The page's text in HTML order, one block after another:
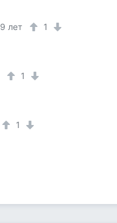
9 лет 1
1
1